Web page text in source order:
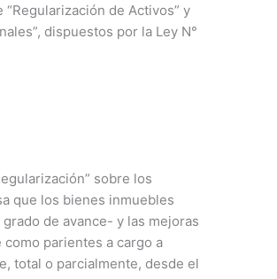
de Activos” y
dispuestos por la Ley N°
sobre los
que los bienes inmuebles
de avance- y las mejoras
parientes a cargo a
total o parcialmente, desde el